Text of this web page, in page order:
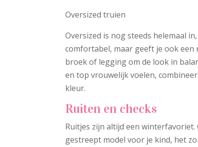
Oversized truien
Oversized is nog steeds helemaal
comfortabel, maar geeft je ook een
broek of legging om de look in
en top vrouwelijk voelen,
kleur.
Ruiten en checks
Ruitjes zijn altijd een
gestreept model voor je kind, het